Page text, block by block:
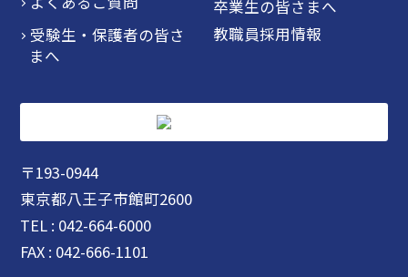
受験生・保護者の皆さ
まへ
卒業生の皆さまへ
教職員採用情報
〒193-0944
東京都八王子市館町2600
TEL : 042-664-6000
FAX : 042-666-1101